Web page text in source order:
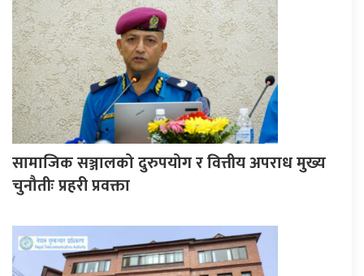
सामाजिक सञ्जालको दुरुपयोग र वित्तीय अपराध मुख्य
चुनौतीः प्रहरी प्रवक्ता